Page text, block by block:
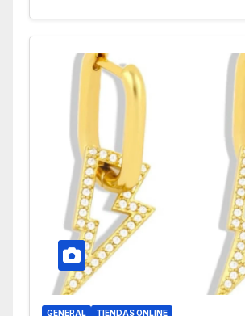
GENERAL TIENDAS ONLINE